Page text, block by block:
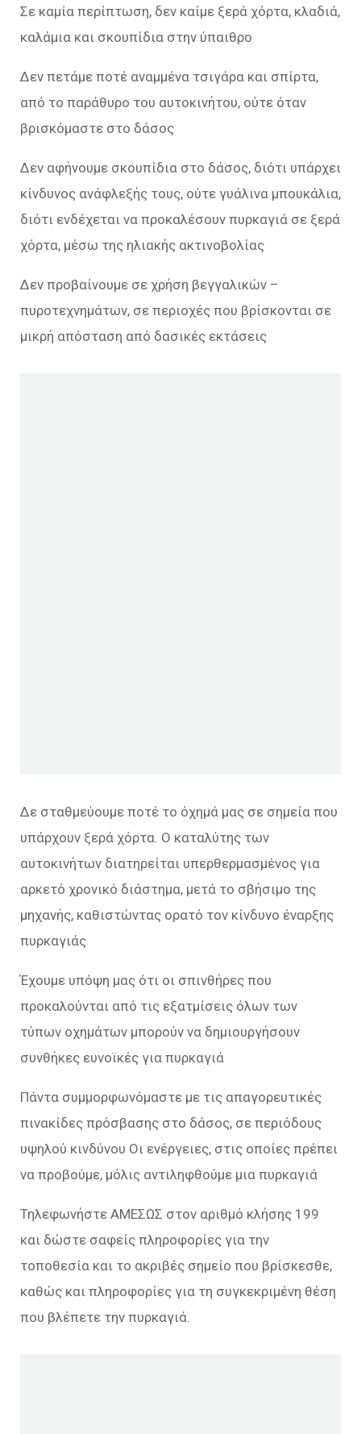
Σε καμία περίπτωση, δεν καίμε ξερά χόρτα, κλαδιά,
καλάμια και σκουπίδια στην ύπαιθρο
Δεν πετάμε ποτέ αναμμένα τσιγάρα και σπίρτα,
από το παράθυρο του αυτοκινήτου, ούτε όταν
βρισκόμαστε στο δάσος
Δεν αφήνουμε σκουπίδια στο δάσος, διότι υπάρχει
κίνδυνος ανάφλεξής τους, ούτε γυάλινα μπουκάλια,
διότι ενδέχεται να προκαλέσουν πυρκαγιά σε ξερά
χόρτα, μέσω της ηλιακής ακτινοβολίας
Δεν προβαίνουμε σε χρήση βεγγαλικών –
πυροτεχνημάτων, σε περιοχές που βρίσκονται σε
μικρή απόσταση από δασικές εκτάσεις
Δε σταθμεύουμε ποτέ το όχημά μας σε σημεία που
υπάρχουν ξερά χόρτα. Ο καταλύτης των
αυτοκινήτων διατηρείται υπερθερμασμένος για
αρκετό χρονικό διάστημα, μετά το σβήσιμο της
μηχανής, καθιστώντας ορατό τον κίνδυνο έναρξης
πυρκαγιάς
Έχουμε υπόψη μας ότι οι σπινθήρες που
προκαλούνται από τις εξατμίσεις όλων των
τύπων οχημάτων μπορούν να δημιουργήσουν
συνθήκες ευνοϊκές για πυρκαγιά
Πάντα συμμορφωνόμαστε με τις απαγορευτικές
πινακίδες πρόσβασης στο δάσος, σε περιόδους
υψηλού κινδύνου Οι ενέργειες, στις οποίες πρέπει
να προβούμε, μόλις αντιληφθούμε μια πυρκαγιά
Τηλεφωνήστε ΑΜΕΣΩΣ στον αριθμό κλήσης 199
και δώστε σαφείς πληροφορίες για την
τοποθεσία και το ακριβές σημείο που βρίσκεσθε,
καθώς και πληροφορίες για τη συγκεκριμένη θέση
που βλέπετε την πυρκαγιά.